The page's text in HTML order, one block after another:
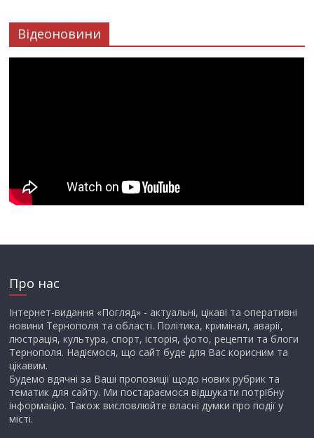
Відеоновини
Про нас
Інтернет-видання «Погляд» - актуальні, цікаві та оперативні
новини Тернополя та області. Політика, кримінал, аварії,
люстрація, культура, спорт, історія, фото, рецепти та блоги
Тернополя. Надіємося, що сайт буде для Вас корисним та
цікавим.
Будемо вдячні за Ваші пропозиції щодо нових рубрик та
тематик для сайту. Ми постараємося відшукати потрібну
інформацію. Також висловлюйте власні думки про події у
місті.